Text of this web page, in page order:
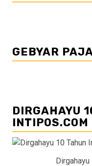
GEBYAR
DIRGAHAYU
INTIPOS.COM